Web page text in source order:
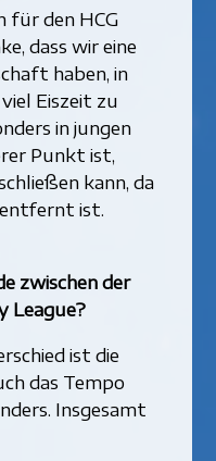
für den HCG
dass wir eine
haben, in
Eiszeit zu
in jungen
Punkt ist,
kann, da
ist.
zwischen der
League?
ist die
das Tempo
Insgesamt